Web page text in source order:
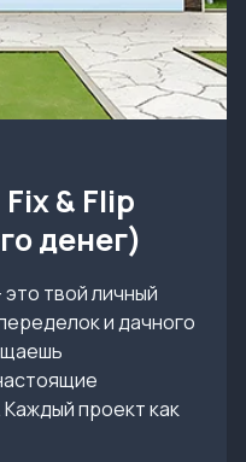
& Flip
денег)
это твой личный
и дачного
проект как